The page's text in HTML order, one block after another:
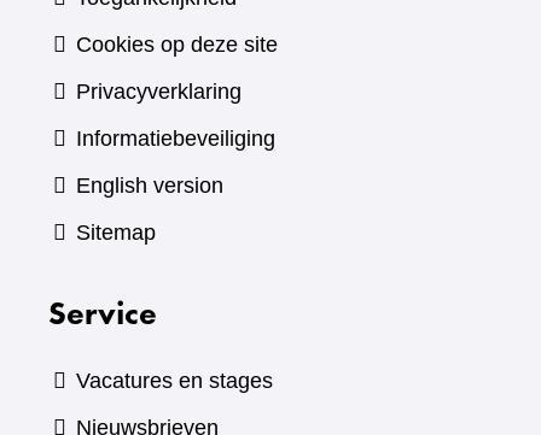
Cookies op deze site
Privacyverklaring
Informatiebeveiliging
English version
Sitemap
Service
Vacatures en stages
Nieuwsbrieven